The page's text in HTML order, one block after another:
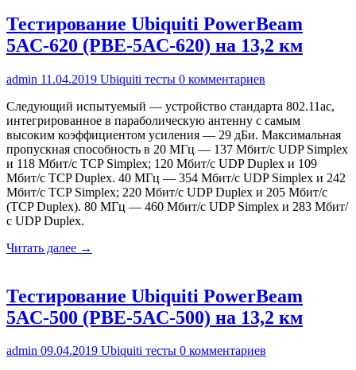
Тестирование Ubiquiti PowerBeam
5AC-620 (PBE-5AC-620) на 13,2 км
admin 11.04.2019 Ubiquiti тесты 0 комментариев
Следующий испытуемый — устройство стандарта 802.11ac,
интегрированное в параболическую антенну с самым
высоким коэффициентом усиления — 29 дБи. Максимальная
пропускная способность в 20 МГц — 137 Мбит/с UDP Simplex
и 118 Мбит/с TCP Simplex; 120 Мбит/с UDP Duplex и 109
Мбит/с TCP Duplex. 40 МГц — 354 Мбит/с UDP Simplex и 242
Мбит/с TCP Simplex; 220 Мбит/с UDP Duplex и 205 Мбит/с
(TCP Duplex). 80 МГц — 460 Мбит/с UDP Simplex и 283 Мбит/
с UDP Duplex.
Читать далее →
Тестирование Ubiquiti PowerBeam
5AC-500 (PBE-5AC-500) на 13,2 км
admin 09.04.2019 Ubiquiti тесты 0 комментариев